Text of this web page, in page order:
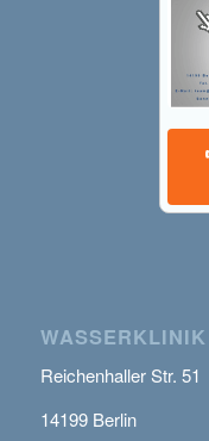
WASSERKLINIK
Reichenhaller Str. 51
14199 Berlin